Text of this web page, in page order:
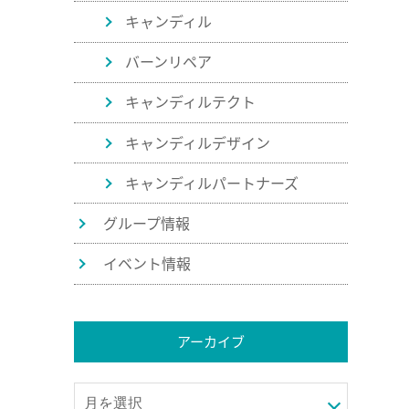
キャンディル
バーンリペア
キャンディルテクト
キャンディルデザイン
キャンディルパートナーズ
グループ情報
イベント情報
アーカイブ